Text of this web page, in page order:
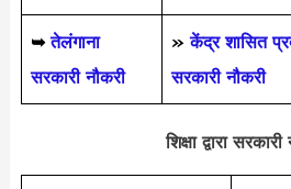
➥तेलंगाना
सरकारी नौकरी
»केंद्र शासित
सरकारी नौकरी
शिक्षा द्वारा